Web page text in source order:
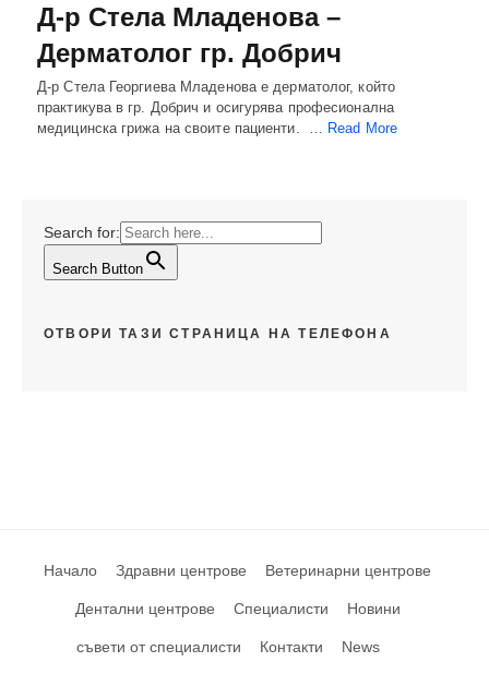
Д-р Стела Младенова –
Дерматолог гр. Добрич
Д-р Стела Георгиева Младенова е дерматолог, който
практикува в гр. Добрич и осигурява професионална
медицинска грижа на своите пациенти. … Read More
Search for:
Search Button
ОТВОРИ ТАЗИ СТРАНИЦА НА ТЕЛЕФОНА
Начало Здравни центрове Ветеринарни центрове
Дентални центрове Специалисти Новини
съвети от специалисти Контакти News